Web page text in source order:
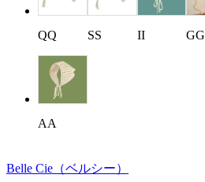
QQ SS II GG
AA
Belle Cie （ベルシー）